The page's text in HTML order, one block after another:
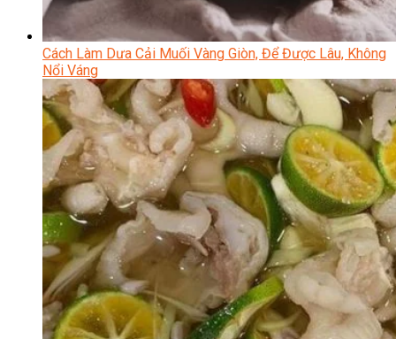
Cách Làm Dưa Cải Muối Vàng Giòn, Để Được Lâu, Không
Nổi Váng